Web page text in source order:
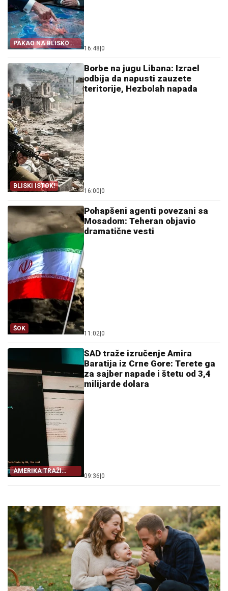
PAKAO NA BLISKOM
ISTOKU!
16:48 0
BLISKI ISTOK!
Borbe na jugu Libana: Izrael
odbija da napusti zauzete
teritorije, Hezbolah napada
16:00 0
ŠOK
Pohapšeni agenti povezani sa
Mosadom: Teheran objavio
dramatične vesti
11:02 0
AMERIKA TRAŽI
IZRUČENJE
SAD traže izručenje Amira
Baratija iz Crne Gore: Terete ga
za sajber napade i štetu od 3,4
milijarde dolara
09:36 0